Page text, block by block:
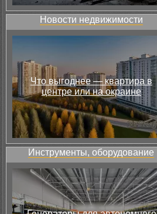
Новости недвижимости
Что выгоднее — квартира в
центре или на окраине
Инструменты, оборудование